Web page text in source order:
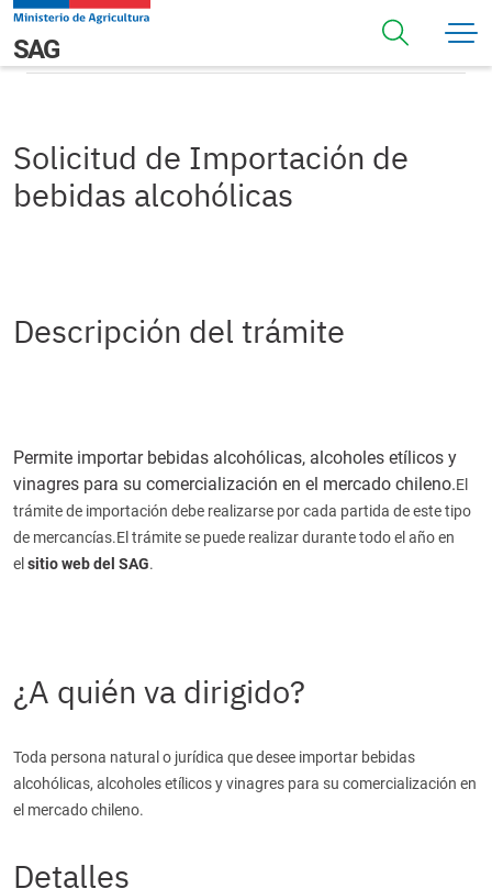
Pasar al contenido principal
Navegación principal
SAGSolicitud de Importación de bebidas alcohólicas
Solicitud de Importación de
bebidas alcohólicas
Descripción del trámite
Permite importar bebidas alcohólicas, alcoholes etílicos y
vinagres para su comercialización en el mercado chileno.El
trámite de importación debe realizarse por cada partida de este tipo
de mercancías.El trámite se puede realizar durante todo el año en
el sitio web del SAG.
¿A quién va dirigido?
Toda persona natural o jurídica que desee importar bebidas
alcohólicas, alcoholes etílicos y vinagres para su comercialización en
el mercado chileno.
Detalles